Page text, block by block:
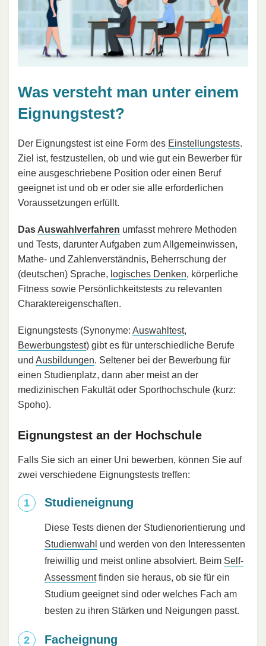
Was versteht man unter einem
Eignungstest?
Der Eignungstest ist eine Form des Einstellungstests.
Ziel ist, festzustellen, ob und wie gut ein Bewerber für
eine ausgeschriebene Position oder einen Beruf
geeignet ist und ob er oder sie alle erforderlichen
Voraussetzungen erfüllt.
Das Auswahlverfahren umfasst mehrere Methoden
und Tests, darunter Aufgaben zum Allgemeinwissen,
Mathe- und Zahlenverständnis, Beherrschung der
(deutschen) Sprache, logisches Denken, körperliche
Fitness sowie Persönlichkeitstests zu relevanten
Charaktereigenschaften.
Eignungstests (Synonyme: Auswahltest,
Bewerbungstest) gibt es für unterschiedliche Berufe
und Ausbildungen. Seltener bei der Bewerbung für
einen Studienplatz, dann aber meist an der
medizinischen Fakultät oder Sporthochschule (kurz:
Spoho).
Eignungstest an der Hochschule
Falls Sie sich an einer Uni bewerben, können Sie auf
zwei verschiedene Eignungstests treffen:
Studieneignung
Diese Tests dienen der Studienorientierung und
Studienwahl und werden von den Interessenten
freiwillig und meist online absolviert. Beim Self-
Assessmentfinden sie heraus, ob sie für ein
Studium geeignet sind oder welches Fach am
besten zu ihren Stärken und Neigungen passt.
Facheignung